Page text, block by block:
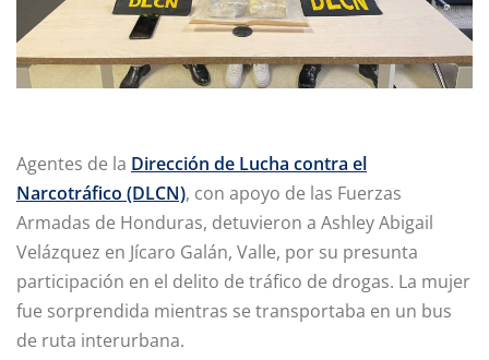
Agentes de la Dirección de Lucha contra el
Narcotráfico (DLCN), con apoyo de las Fuerzas
Armadas de Honduras, detuvieron a Ashley Abigail
Velázquez en Jícaro Galán, Valle, por su presunta
participación en el delito de tráfico de drogas. La mujer
fue sorprendida mientras se transportaba en un bus
de ruta interurbana.